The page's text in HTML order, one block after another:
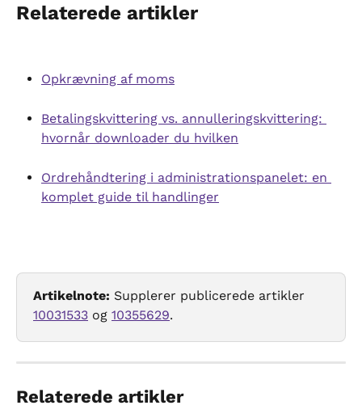
Relaterede artikler
Opkrævning af moms
Betalingskvittering vs. annulleringskvittering:
hvornår downloader du hvilken
Ordrehåndtering i administrationspanelet: en
komplet guide til handlinger
Artikelnote: Supplerer publicerede artikler
10031533 og 10355629.
Relaterede artikler